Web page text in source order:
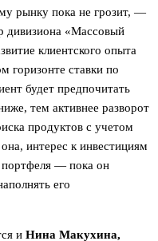
рынку пока не грозит, —
дивизиона «Массовый
клиентского опыта
горизонте ставки по
будет предпочитать
тем активнее разворот
продуктов с учетом
интерес к инвестициям
портфеля — пока он
его
и Нина Макухина,